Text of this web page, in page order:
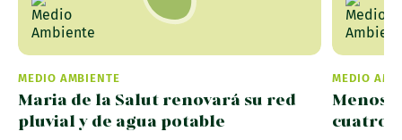
MEDIO AMBIENTE
Maria de la Salut renovará su red
pluvial y de agua potable
MEDIO
Menos
cuatro